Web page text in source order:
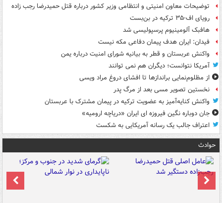
توضیحات معاون امنیتی و انتظامی وزیر کشور درباره قتل حمیدرضا رجب زاده
رویای اف-۳۵ ترکیه در بن‌بست
هافبک آلومینیوم پرسپولیسی شد
فیدان: ایران هدف پیمان دفاعی مکه نیست
واکنش عربستان و قطر به بیانیه شورای امنیت درباره یمن
آمریکا نتوانست؛ دیگران هم نمی توانند
از مظلوم‌نمایی براندازها تا افشای دروغ مراد ویسی
نخستین تصویر مسی بعد از مرگ پدر
واکنش کنایه‌آمیز به عضویت ترکیه در پیمان مشترک با عربستان
جان دوباره نگین فیروزه ای ایران «دریاچه ارومیه»
اعتراف جالب یک رسانه آمریکایی به شکست
حوادث